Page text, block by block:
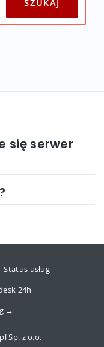
się serwer
Status usług
24h
→
Sp. z o.o.